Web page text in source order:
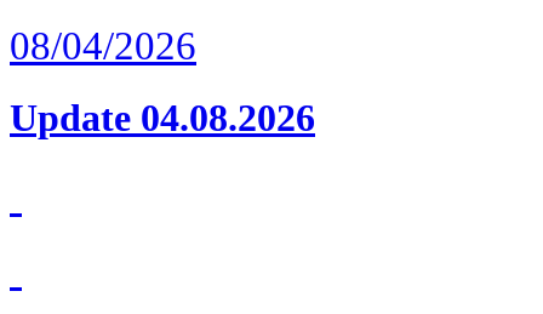
08/04/2026
Update 04.08.2026